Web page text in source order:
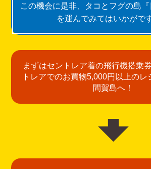
この機会に是非、タコとフグの島
を運んでみてはいかがで
まずはセントレア着の飛行機搭乗
トレアでのお買物5,000円以上のレ
間賀島へ！